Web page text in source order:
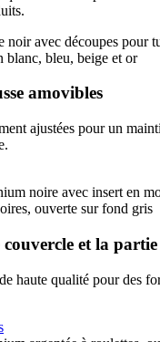
amovibles
ajustées pour un
couvercle et la
haute qualité pour des